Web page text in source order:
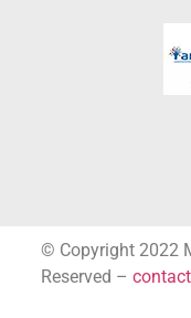
© Copyright 2022
Reserved –